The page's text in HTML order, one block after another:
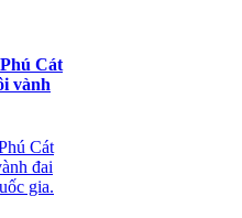
Cát
vành